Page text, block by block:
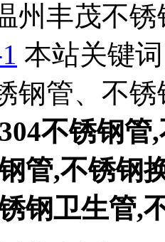
州丰茂不
本站关键
钢管、不
304不锈钢管
管,不锈钢
钢卫生管,